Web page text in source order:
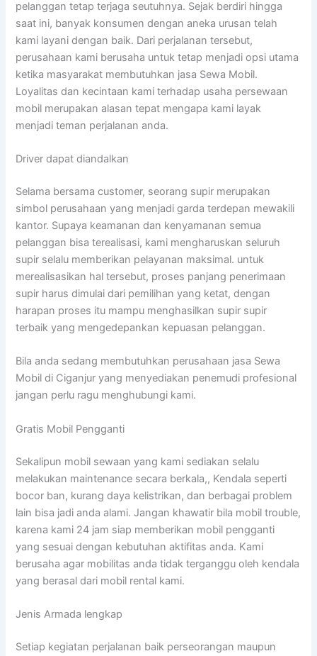
pelanggan tetap terjaga seutuhnya. Sejak berdiri hingga
saat ini, banyak konsumen dengan aneka urusan telah
kami layani dengan baik. Dari perjalanan tersebut,
perusahaan kami berusaha untuk tetap menjadi opsi utama
ketika masyarakat membutuhkan jasa Sewa Mobil.
Loyalitas dan kecintaan kami terhadap usaha persewaan
mobil merupakan alasan tepat mengapa kami layak
menjadi teman perjalanan anda.
Driver dapat diandalkan
Selama bersama customer, seorang supir merupakan
simbol perusahaan yang menjadi garda terdepan mewakili
kantor. Supaya keamanan dan kenyamanan semua
pelanggan bisa terealisasi, kami mengharuskan seluruh
supir selalu memberikan pelayanan maksimal. untuk
merealisasikan hal tersebut, proses panjang penerimaan
supir harus dimulai dari pemilihan yang ketat, dengan
harapan proses itu mampu menghasilkan supir supir
terbaik yang mengedepankan kepuasan pelanggan.
Bila anda sedang membutuhkan perusahaan jasa Sewa
Mobil di Ciganjur yang menyediakan penemudi profesional
jangan perlu ragu menghubungi kami.
Gratis Mobil Pengganti
Sekalipun mobil sewaan yang kami sediakan selalu
melakukan maintenance secara berkala,, Kendala seperti
bocor ban, kurang daya kelistrikan, dan berbagai problem
lain bisa jadi anda alami. Jangan khawatir bila mobil trouble,
karena kami 24 jam siap memberikan mobil pengganti
yang sesuai dengan kebutuhan aktifitas anda. Kami
berusaha agar mobilitas anda tidak terganggu oleh kendala
yang berasal dari mobil rental kami.
Jenis Armada lengkap
Setiap kegiatan perjalanan baik perseorangan maupun